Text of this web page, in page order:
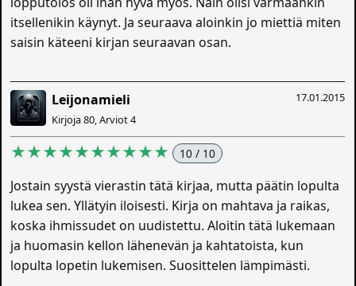
itsellenikin käynyt. Ja seuraava aloinkin jo miettiä miten
saisin käteeni kirjan seuraavan osan.
17.01.2015
Leijonamieli
Kirjoja 80, Arviot 4
★★★★★★★★★★ 10 / 10
Jostain syystä vierastin tätä kirjaa, mutta päätin lopulta
lukea sen. Yllätyin iloisesti. Kirja on mahtava ja raikas,
koska ihmissudet on uudistettu. Aloitin tätä lukemaan
ja huomasin kellon lähenevän ja kahtatoista, kun
lopulta lopetin lukemisen. Suosittelen lämpimästi.